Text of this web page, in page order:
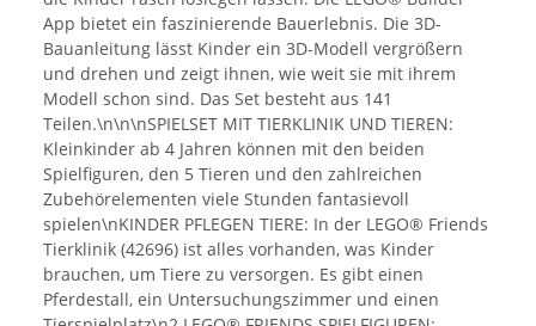
App bietet ein faszinierende Bauerlebnis. Die 3D-
Bauanleitung lässt Kinder ein 3D-Modell vergrößern
und drehen und zeigt ihnen, wie weit sie mit ihrem
Modell schon sind. Das Set besteht aus 141
Teilen.\n\n\nSPIELSET MIT TIERKLINIK UND TIEREN:
Kleinkinder ab 4 Jahren können mit den beiden
Spielfiguren, den 5 Tieren und den zahlreichen
Zubehörelementen viele Stunden fantasievoll
spielen\nKINDER PFLEGEN TIERE: In der LEGO® Friends
Tierklinik (42696) ist alles vorhanden, was Kinder
brauchen, um Tiere zu versorgen. Es gibt einen
Pferdestall, ein Untersuchungszimmer und einen